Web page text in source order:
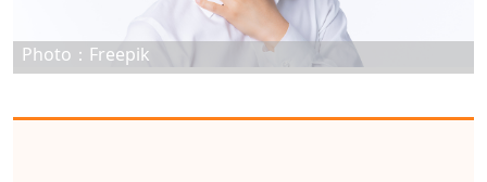
Photo：Freepik